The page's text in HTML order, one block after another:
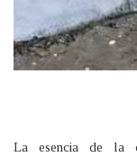
La esencia de la